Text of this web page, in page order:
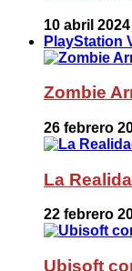
10 abril 2024
PlayStation
Zombie
26 febrero
La
22 febrero
Ubisoft